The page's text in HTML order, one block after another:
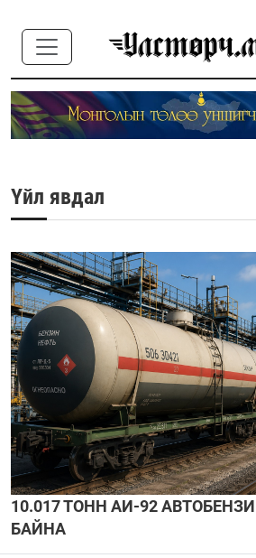
Үйл явдал
10.017 ТОНН АИ-92
БАЙНА